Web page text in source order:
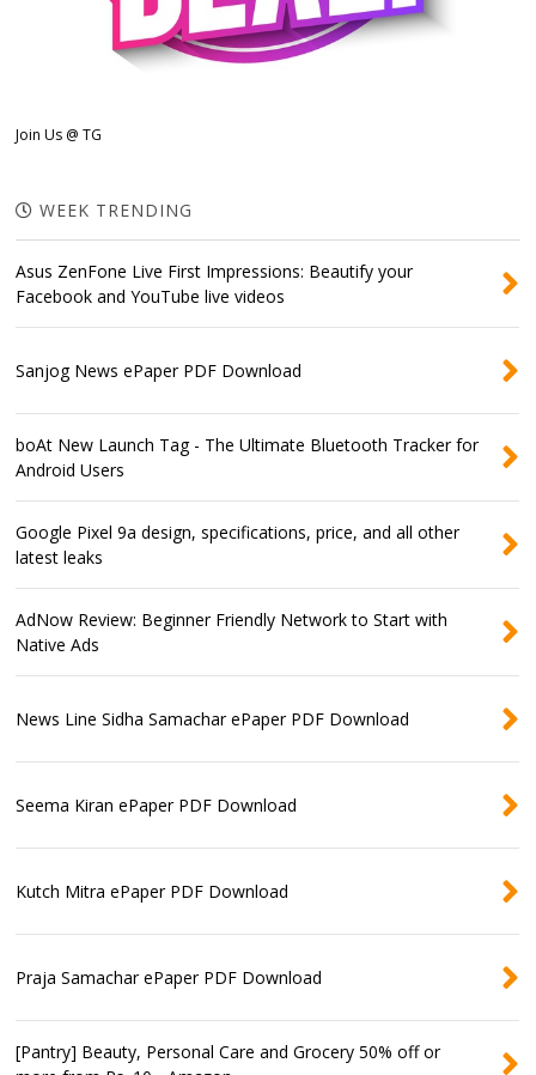
Join Us @ TG
WEEK TRENDING
Asus ZenFone Live First Impressions: Beautify your
Facebook and YouTube live videos
Sanjog News ePaper PDF Download
boAt New Launch Tag - The Ultimate Bluetooth Tracker for
Android Users
Google Pixel 9a design, specifications, price, and all other
latest leaks
AdNow Review: Beginner Friendly Network to Start with
Native Ads
News Line Sidha Samachar ePaper PDF Download
Seema Kiran ePaper PDF Download
Kutch Mitra ePaper PDF Download
Praja Samachar ePaper PDF Download
[Pantry] Beauty, Personal Care and Grocery 50% off or